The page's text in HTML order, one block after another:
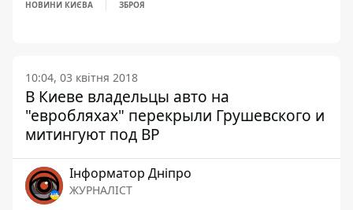
НОВИНИ КИЄВА ЗБРОЯ
10:04, 03 квітня 2018
В Киеве владельцы авто на
"евробляхах" перекрыли Грушевского и
митингуют под ВР
Інформатор Дніпро
ЖУРНАЛІСТ